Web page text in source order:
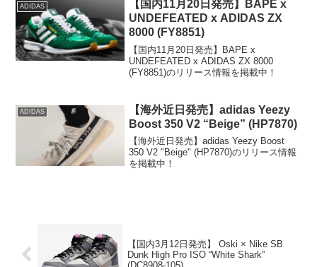
ADIDAS
【国内11月20日発売】BAPE x
UNDEFEATED x ADIDAS ZX
8000 (FY8851)
【国内11月20日発売】BAPE x
UNDEFEATED x ADIDAS ZX 8000
(FY8851)のリリース情報を掲載中！
ADIDAS
【海外近日発売】adidas Yeezy
Boost 350 V2 “Beige” (HP7870)
【海外近日発売】adidas Yeezy Boost
350 V2 "Beige" (HP7870)のリリース情報
を掲載中！
【国内3月12日発売】 Oski × Nike SB
Dunk High Pro ISO “White Shark”
(DC8908-105)